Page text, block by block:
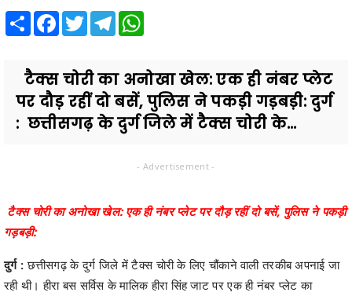
Share Facebook
TwitterTelegram
टैक्स चोरी का अनोखा खेल: एक ही नंबर प्लेट
पर दौड़ रहीं दो बसें, पुलिस ने पकड़ी गड़बड़ी: दुर्ग
: छत्तीसगढ़ के दुर्ग जिले में टैक्स चोरी के...
- Advertisement -
टैक्स चोरी का अनोखा खेल: एक ही नंबर प्लेट पर दौड़ रहीं दो बसें, पुलिस ने पकड़ी
गड़बड़ी:
दुर्ग :छत्तीसगढ़ के दुर्ग जिले में टैक्स चोरी के लिए चौंकाने वाली तरकीब अपनाई जा
रही थी। हीरा बस सर्विस के मालिक हीरा सिंह जाट पर एक ही नंबर प्लेट का